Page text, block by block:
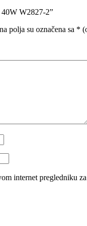
W2827-2”
polja su označena sa *
internet pregledniku